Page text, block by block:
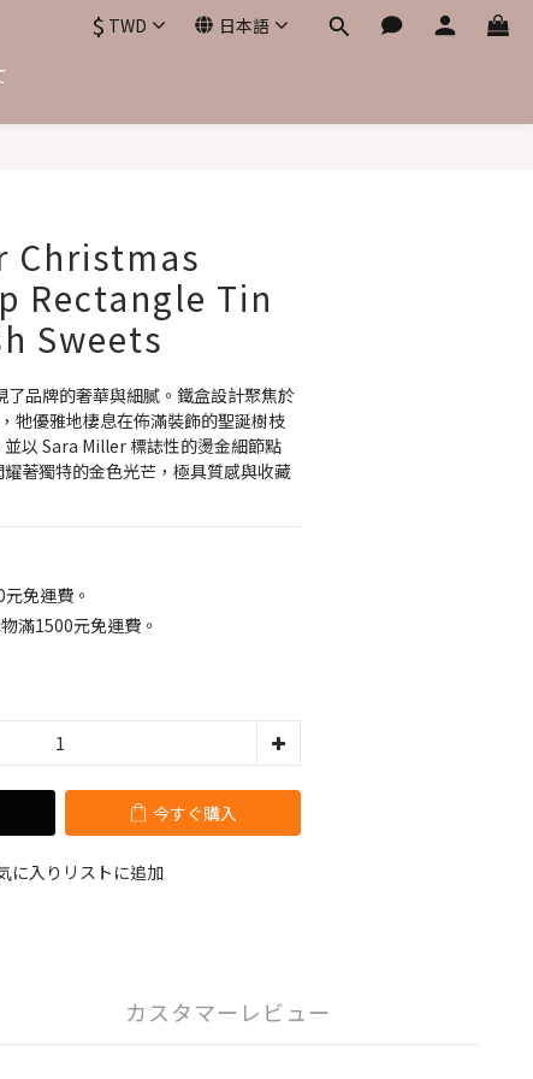
$ TWD 日本語
Christmas
Rectangle Tin
Sweets
了品牌的奢華與細膩。鐵盒設計聚焦於
牠優雅地棲息在佈滿裝飾的聖誕樹枝
以 Sara Miller 標誌性的燙金細節點
著獨特的金色光芒，極具質感與收藏
免運費。
滿1500元免運費。
今すぐ購入
に入りリストに追加
カスタマーレビュー